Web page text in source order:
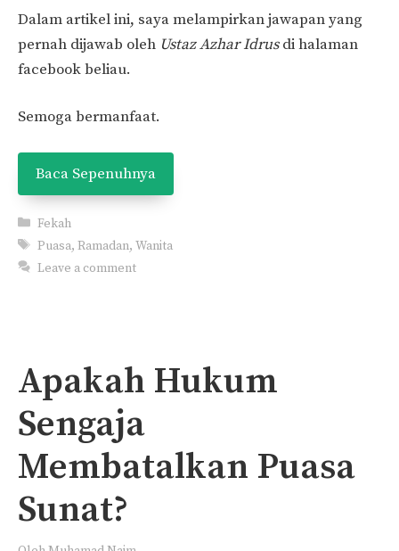
Dalam artikel ini, saya melampirkan jawapan yang
pernah dijawab oleh Ustaz Azhar Idrusdi halaman
facebook beliau.
Semoga bermanfaat.
Baca Sepenuhnya
Categories
Fekah
Tags
Puasa,Ramadan,Wanita
Leave a comment
Apakah Hukum
Sengaja
Membatalkan Puasa
Sunat?